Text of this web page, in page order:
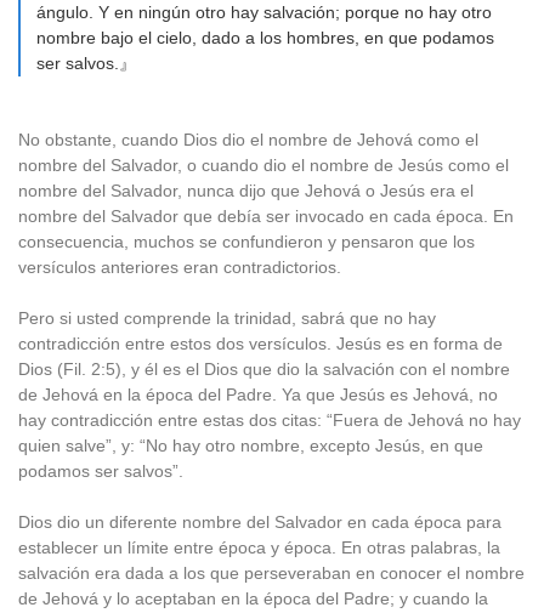
ángulo. Y en ningún otro hay salvación; porque no hay otro
nombre bajo el cielo, dado a los hombres, en que podamos
ser salvos.』
No obstante, cuando Dios dio el nombre de Jehová como el
nombre del Salvador, o cuando dio el nombre de Jesús como el
nombre del Salvador, nunca dijo que Jehová o Jesús era el
nombre del Salvador que debía ser invocado en cada época. En
consecuencia, muchos se confundieron y pensaron que los
versículos anteriores eran contradictorios.
Pero si usted comprende la trinidad, sabrá que no hay
contradicción entre estos dos versículos. Jesús es en forma de
Dios (Fil. 2:5), y él es el Dios que dio la salvación con el nombre
de Jehová en la época del Padre. Ya que Jesús es Jehová, no
hay contradicción entre estas dos citas: “Fuera de Jehová no hay
quien salve”, y: “No hay otro nombre, excepto Jesús, en que
podamos ser salvos”.
Dios dio un diferente nombre del Salvador en cada época para
establecer un límite entre época y época. En otras palabras, la
salvación era dada a los que perseveraban en conocer el nombre
de Jehová y lo aceptaban en la época del Padre; y cuando la